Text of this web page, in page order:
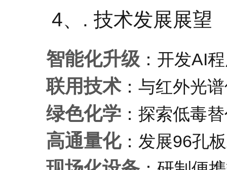
4、. 技术发展展望
智能化升级 ：开发AI
联用技术：与红外光
绿色化学 ：探索低毒
高通量化：发展96孔